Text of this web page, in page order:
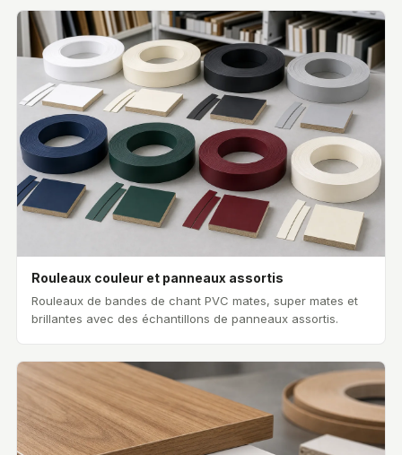
Rouleaux couleur et panneaux assortis
Rouleaux de bandes de chant PVC mates, super mates et
brillantes avec des échantillons de panneaux assortis.